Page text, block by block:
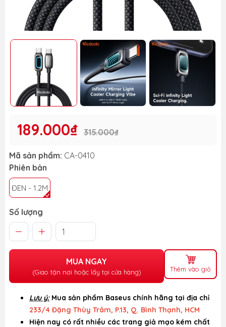
189.000₫ 315.000₫
Mã sản phẩm: CA-0410
Phiên bản
ĐEN - 1.2M
Số lượng
MUA NGAY
(Giao tận nơi hoặc lấy tại cửa hàng) Thêm vào giỏ
Lưu ý: Mua sản phẩm Baseus chính hãng tại địa chỉ
233/4 Đặng Thùy Trâm, P.13, Q. Bình Thạnh, HCM
Hiện nay có rất nhiều các trang giả mạo kém chất